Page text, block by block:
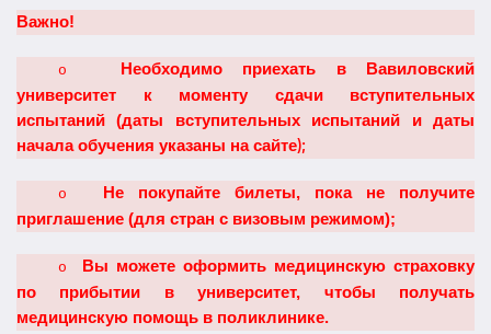
Важно!
o
Необходимо приехать в Вавиловский
университет к моменту сдачи вступительных
испытаний (даты вступительных испытаний и даты
начала обучения указаны на сайте);
o
Не покупайте билеты, пока не получите
приглашение (для стран с визовым режимом);
o
Вы можете оформить медицинскую страховку
по прибытии в университет, чтобы получать
медицинскую помощь в поликлинике.